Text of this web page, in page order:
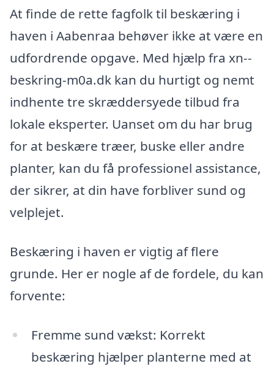
At finde de rette fagfolk til beskæring i
haven i Aabenraa behøver ikke at være en
udfordrende opgave. Med hjælp fra xn--
beskring-m0a.dk kan du hurtigt og nemt
indhente tre skræddersyede tilbud fra
lokale eksperter. Uanset om du har brug
for at beskære træer, buske eller andre
planter, kan du få professionel assistance,
der sikrer, at din have forbliver sund og
velplejet.
Beskæring i haven er vigtig af flere
grunde. Her er nogle af de fordele, du kan
forvente:
Fremme sund vækst: Korrekt
beskæring hjælper planterne med at